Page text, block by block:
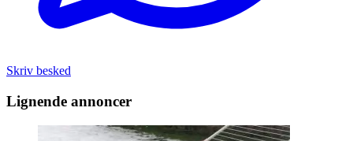
Skriv besked
Lignende annoncer